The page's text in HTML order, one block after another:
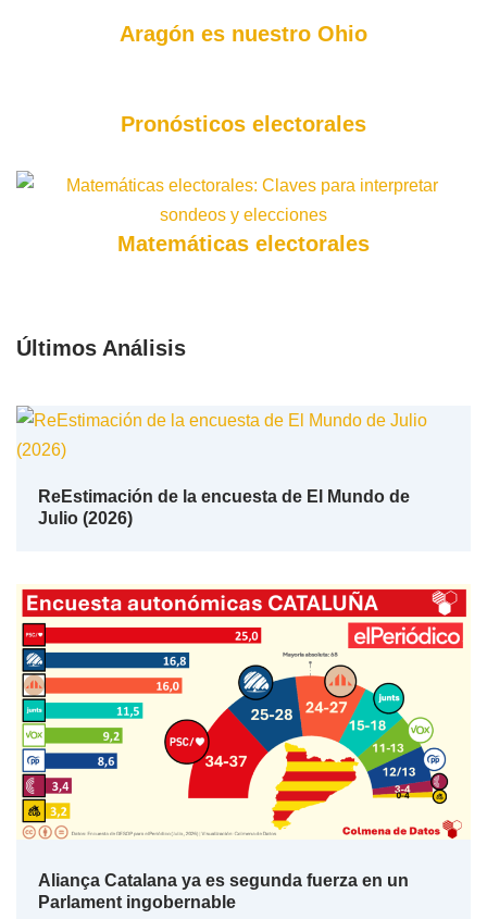
Aragón es nuestro Ohio
Pronósticos electorales
Matemáticas electorales
Últimos Análisis
ReEstimación de la encuesta de El Mundo de
Julio (2026)
Aliança Catalana ya es segunda fuerza en un
Parlament ingobernable